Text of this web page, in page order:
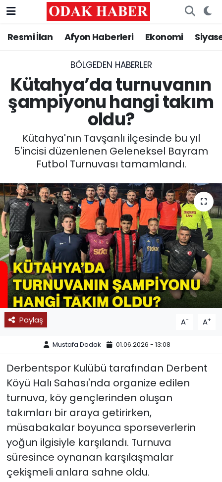
Resmi İlan Afyon Haberleri Ekonomi
BÖLGEDEN HABERLER
Kütahya’da turnuvanın
şampiyonu hangi takım
oldu?
Kütahya'nın Tavşanlı ilçesinde bu yıl
5'incisi düzenlenen Geleneksel Bayram
Futbol Turnuvası tamamlandı.
Paylaş A- A+
Mustafa Dadak 01.06.2026 - 13:08
Derbentspor Kulübü tarafından Derbent
Köyü Halı Sahası'nda organize edilen
turnuva, köy gençlerinden oluşan
takımları bir araya getirirken,
müsabakalar boyunca sporseverlerin
yoğun ilgisiyle karşılandı. Turnuva
süresince oynanan karşılaşmalar
çekişmeli anlara sahne oldu.
AFYONKARAHİSAR HABERLERİ
Resmi İlan
ASAYİŞ
GÜNCEL
SİYASET
EĞİTİM
MAGAZİN
SAĞLIK
SPOR
11:11 MANŞET
Nöbetçi Eczaneler
Hava Durumu
Trafik Durumu
Süper Lig Puan Durumu ve Fikstür
Tüm Manşetler
Son Dakika Haberleri
Haber Arşivi